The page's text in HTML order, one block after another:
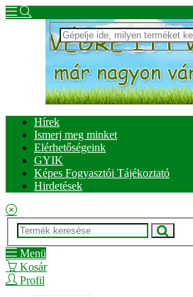
Hírek
Ismerj meg minket
Elérhetőségeink
GYIK
Képes Fogyasztói Tájékoztató
Hirdetések
Menü
Kosár
Profil